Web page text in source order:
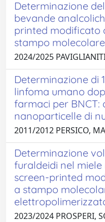
Determinazione
bevande
printed modificato
stampo molecolare
2024/2025
Determinazione di
linfoma umano
farmaci per BNCT:
nanoparticelle di
2011/2012 PERSICO,
Determinazione
furaldeidi nel
screen-printed
a stampo
2023/2024 PROSPERI,